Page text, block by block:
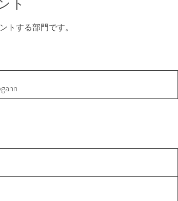
トする部門です。